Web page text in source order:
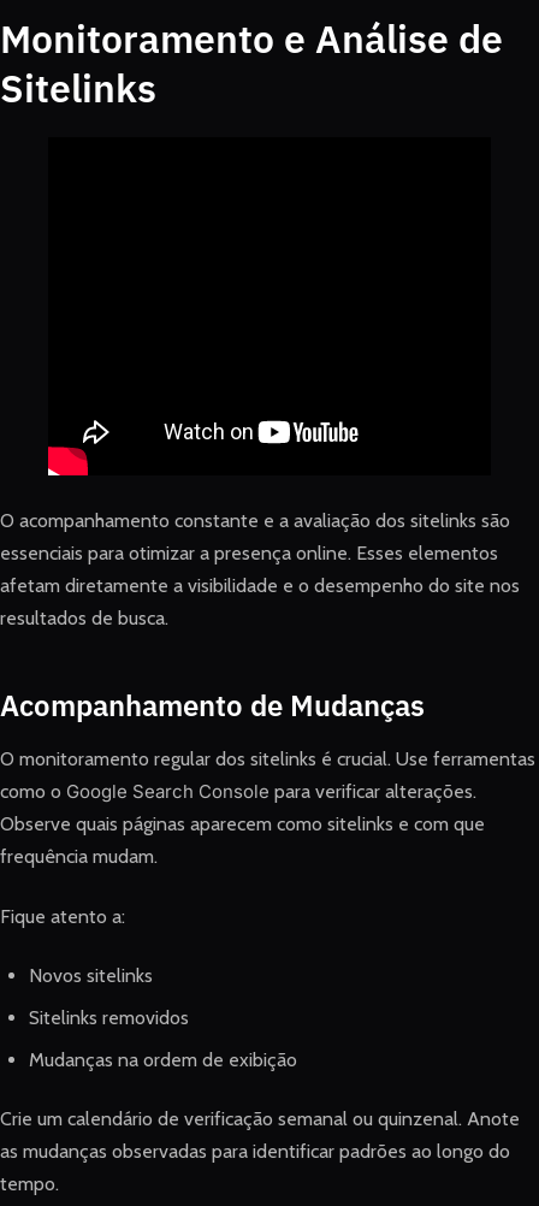
Monitoramento e Análise de
Sitelinks
O acompanhamento constante e a avaliação dos sitelinks são
essenciais para otimizar a presença online. Esses elementos
afetam diretamente a visibilidade e o desempenho do site nos
resultados de busca.
Acompanhamento de Mudanças
O monitoramento regular dos sitelinks é crucial. Use ferramentas
como o Google Search Console para verificar alterações.
Observe quais páginas aparecem como sitelinks e com que
frequência mudam.
Fique atento a:
Novos sitelinks
Sitelinks removidos
Mudanças na ordem de exibição
Crie um calendário de verificação semanal ou quinzenal. Anote
as mudanças observadas para identificar padrões ao longo do
tempo.